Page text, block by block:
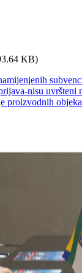
KB)
nisu
proizvodnih